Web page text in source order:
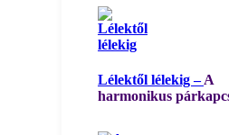
Lélektől lélekig –A
harmonikus